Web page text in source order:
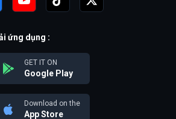
ứng dụng :
GET IT ON
Google Play
Download on the
App Store